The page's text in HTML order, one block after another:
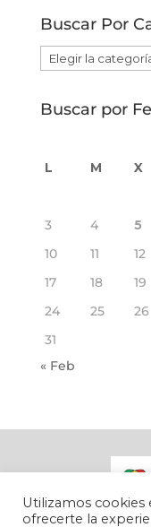
Buscar Por
Buscar
Categorías
Buscar por
L M X
3
4 5
10
11 12
17
18 19
24
25 26
31
« Feb
Utilizamos cookies
ofrecerte la